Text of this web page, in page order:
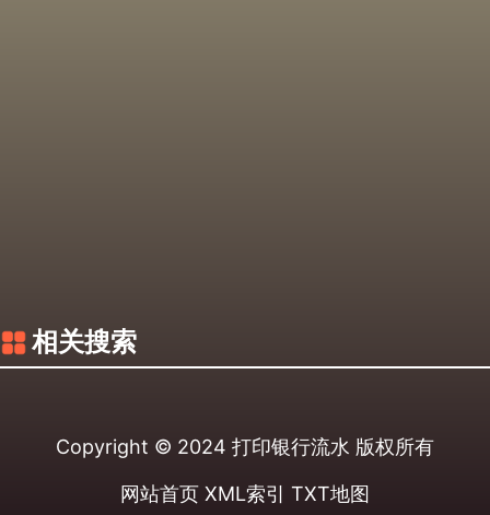
相关搜索
Copyright © 2024 打印银行流水 版权所有
网站首页 XML索引 TXT地图